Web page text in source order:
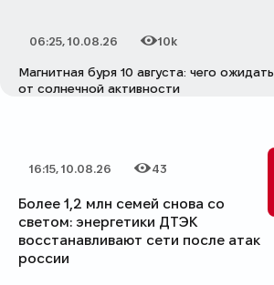
Дата публикации
06:25, 10.08.26
Количество просмотров
10k
Магнитная буря 10 августа: чего ожидать
от солнечной активности
Дата публикации
16:15, 10.08.26
Категория
Количество просмотров
43
Более 1,2 млн семей снова со
светом: энергетики ДТЭК
восстанавливают сети после атак
россии